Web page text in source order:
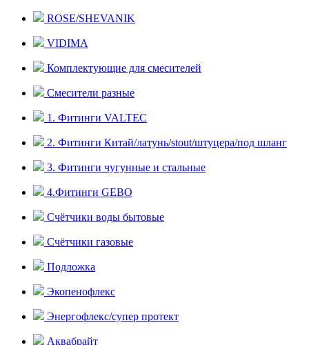
ROSE/SHEVANIK
VIDIMA
Комплектующие для смесителей
Смесители разные
1. Фитинги VALTEC
2. Фитинги Китай/латунь/stout/штуцера/под шланг
3. Фитинги чугунные и стальные
4.Фитинги GEBO
Счётчики воды бытовые
Счётчики газовые
Подложка
Экопенофлекс
Энергофлекс/супер протект
Аквабрайт